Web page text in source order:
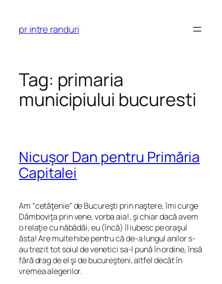
content
pr intre randuri
Tag: primaria
municipiului bucuresti
Nicuşor Dan pentru Primăria
Capitalei
Am “cetăţenie” de Bucureşti prin naştere, îmi curge
Dâmboviţa prin vene, vorba aia!, şi chiar dacă avem
o relaţie cu năbădăi, eu (încă) îl iubesc pe oraşul
ăsta! Are multe hibe pentru că de-a lungul anilor s-
au trezit tot soiul de venetici sa-l pună în ordine, însă
fără drag de el şi de bucureşteni, altfel decât în
vremea alegerilor.